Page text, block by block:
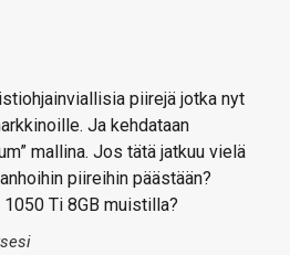
piirejä jotka nyt
Ja kehdataan
mallina. Jos tätä jatkuu vielä
piireihin päästään?
1050 Ti 8GB muistilla?